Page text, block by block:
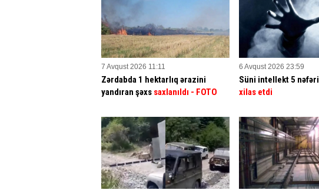
7 Avqust 2026 11:11
Zərdabda 1 hektarlıq ərazini
yandıran şəxs saxlanıldı - FOTO
6 Avqust 2026 23:59
Süni intellekt 5 nəfəri
xilas etdi